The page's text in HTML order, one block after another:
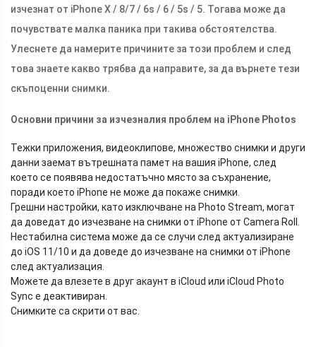
изчезнат от iPhone X / 8/7 / 6s / 6 / 5s / 5. Тогава може да
почувствате малка паника при такива обстоятелства.
Улеснете да намерите причините за този проблем и след
това знаете какво трябва да направите, за да върнете тези
скъпоценни снимки.
Основни причини за изчезналия проблем на iPhone Photos
Тежки приложения, видеоклипове, множество снимки и други
данни заемат вътрешната памет на вашия iPhone, след
което се появява недостатъчно място за съхранение,
поради което iPhone не може да покаже снимки.
Грешни настройки, като изключване на Photo Stream, могат
да доведат до изчезване на снимки от iPhone от Camera Roll.
Нестабилна система може да се случи след актуализиране
до iOS 11/10 и да доведе до изчезване на снимки от iPhone
след актуализация.
Можете да влезете в друг акаунт в iCloud или iCloud Photo
Sync е деактивиран.
Снимките са скрити от вас.